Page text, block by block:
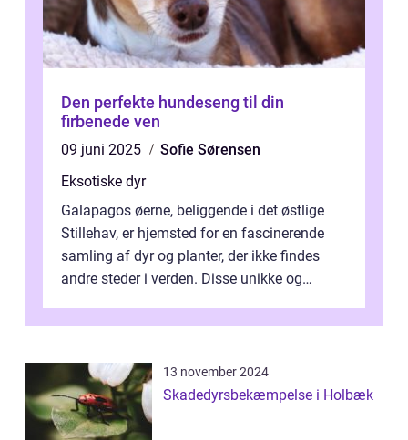
Den perfekte hundeseng til din
firbenede ven
09 juni 2025
Sofie Sørensen
Eksotiske dyr
Galapagos øerne, beliggende i det østlige
Stillehav, er hjemsted for en fascinerende
samling af dyr og planter, der ikke findes
andre steder i verden. Disse unikke og
13 november 2024
Skadedyrsbekæmpelse i Holbæk